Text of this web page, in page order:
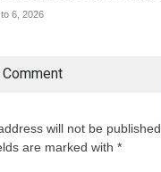
6, 2026
will not be published.
are marked with *